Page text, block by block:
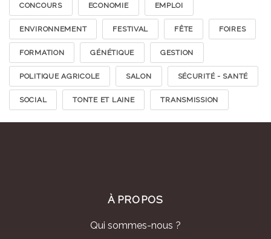
CONCOURS ECONOMIE EMPLOI
ENVIRONNEMENT FESTIVAL FÊTE FOIRES
FORMATION GÉNÉTIQUE GESTION
POLITIQUE AGRICOLE SALON SÉCURITÉ - SANTÉ
SOCIAL TONTE ET LAINE TRANSMISSION
À PROPOS
Qui sommes-nous ?